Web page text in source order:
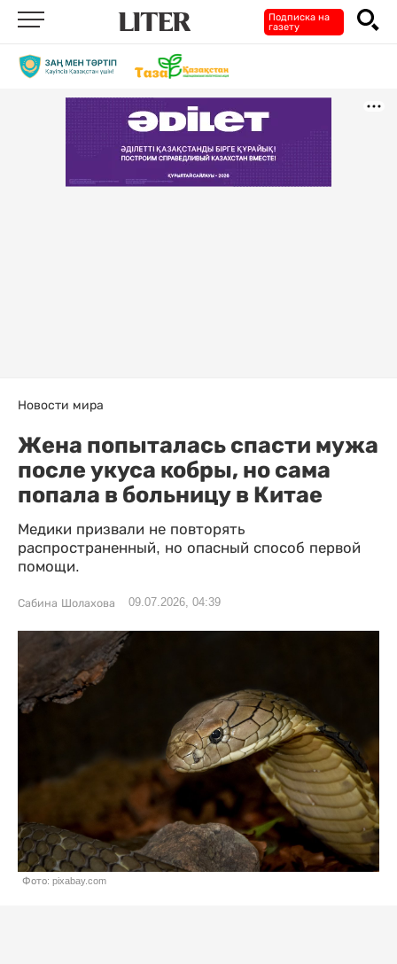
Подписка на
газету
Новости мира
Жена попыталась спасти мужа
после укуса кобры, но сама
попала в больницу в Китае
Медики призвали не повторять
распространенный, но опасный способ первой
помощи.
Сабина Шолахова 09.07.2026, 04:39
Фото: pixabay.com